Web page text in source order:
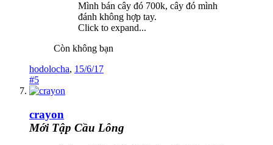
Mình bán cây đó 700k, cây đó mình
đánh không hợp tay.
Click to expand...
Còn không bạn
hodolocha, 15/6/17
#5
crayon
Mới Tập Cầu Lông